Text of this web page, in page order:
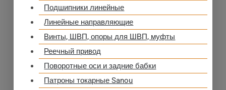
Подшипники линейные
Линейные направляющие
Винты, ШВП, опоры для ШВП, муфты
Реечный привод
Поворотные оси и задние бабки
Патроны токарные Sanou